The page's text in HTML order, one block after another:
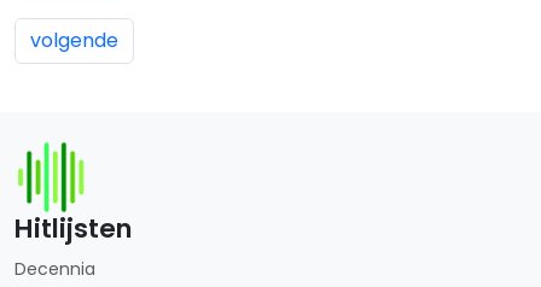
volgende
Hitlijsten
Decennia